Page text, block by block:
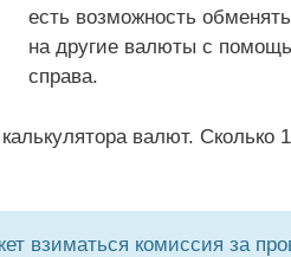
есть возможность
на другие валюты с
справа.
валют. Сколько
взиматься комиссия за